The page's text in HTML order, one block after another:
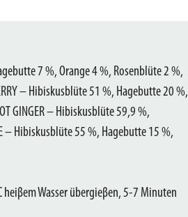
7 %, Orange 4 %, Rosenblüte 2 %,
– Hibiskusblüte 51 %, Hagebutte 20 %,
GINGER – Hibiskusblüte 59,9 %,
– Hibiskusblüte 55 %, Hagebutte 15 %,
heiβem Wasser übergieβen, 5-7 Minuten